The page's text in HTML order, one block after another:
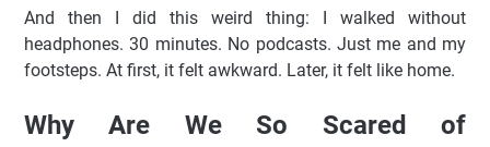
And then I did this weird thing: I walked without
headphones. 30 minutes. No podcasts. Just me and my
footsteps. At first, it felt awkward. Later, it felt like home.
Why Are We So Scared of